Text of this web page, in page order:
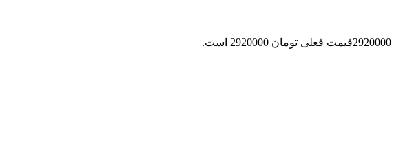
قیمت فعلی تومان 2920000 است.